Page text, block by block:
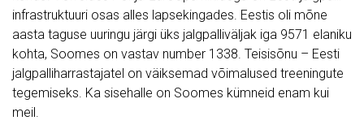
infrastruktuuri osas alles lapsekingades. Eestis oli mõne
aasta taguse uuringu järgi üks jalgpalliväljak iga 9571 elaniku
kohta, Soomes on vastav number 1338. Teisisõnu – Eesti
jalgpalliharrastajatel on väiksemad võimalused treeningute
tegemiseks. Ka sisehalle on Soomes kümneid enam kui
meil.